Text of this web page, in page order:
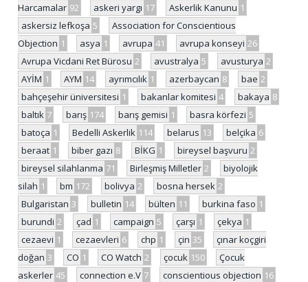
Harcamalar 92 askeri yargı 17 Askerlik Kanunu 1
askersiz lefkoşa 5
Association for Conscientious
Objection 1 asya 1 avrupa 41 avrupa konseyi 26
Avrupa Vicdani Ret Bürosu 2 avustralya 5 avusturya 2
AYİM 1 AYM 14 ayrımcılık 1 azerbaycan 8 bae 2
bahçeşehir üniversitesi 1 bakanlar komitesi 4 bakaya 8
baltık 7 barış 174 barış gemisi 1 basra körfezi 5
batoça 1 Bedelli Askerlik 114 belarus 13 belçika 6
beraat 1 biber gazı 8 BİKG 1 bireysel başvuru 2
bireysel silahlanma 71 Birleşmiş Milletler 2
biyolojik
silah 1 bm 172 bolivya 2 bosna hersek 2
Bulgaristan 3 bulletin 14 bülten 11 burkina faso 1
burundi 2 çad 1 campaign 5 çarşı 1 çekya 1
cezaevi 1 cezaevleri 6 chp 1 çin 35
çınar koçgiri
doğan 3 CO 1 CO Watch 2 çocuk 150
Çocuk
askerler 45 connection e.V 7 conscientious objection 16